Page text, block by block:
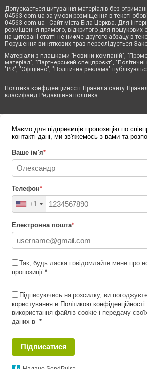
Допускається цитування матеріалів без
04563.com.ua за умови розміщення в тексті
04563.com.ua - Сайт міста Біла Церква. Для
розміщення прямого, відкритого для пошукових
на цитовані статті не нижче другого абзацу в
Порушення виняткових прав переслідується
Матеріали з плашками "Новини компаній",
матеріал", "Партнерський спецпроєкт",
"PR", "Офіційно", "Політична реклама"
Політика конфіденційності Правила сайту
класифайд Редакційна політика
Маємо для підприємців пропозицію по
контакті дані, ми зв'яжемось з вами та
Ваше ім'я*
Телефон*
+1
Електронна пошта*
Так, будь ласка повідомляйте мене про
пропозиції *
Підписуючись на розсилку, ви
користування и Політикою конфіденційності
використання файлів cookie і передачу
даних в *
Підписатися